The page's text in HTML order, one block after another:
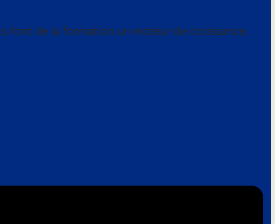
font de la formation un moteur de croissance.